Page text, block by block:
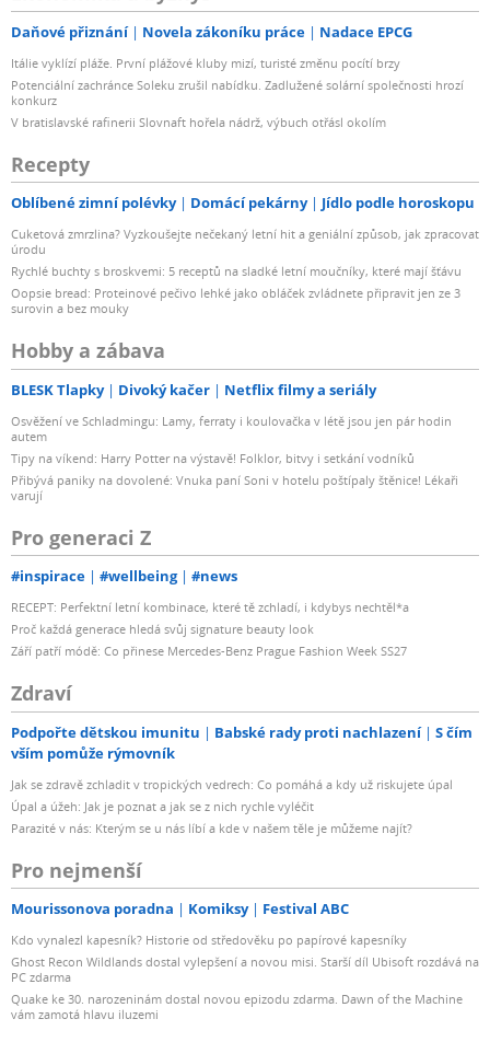
Daňové přiznání Novela zákoníku práce Nadace EPCG
Itálie vyklízí pláže. První plážové kluby mizí, turisté změnu pocítí brzy
Potenciální zachránce Soleku zrušil nabídku. Zadlužené solární společnosti hrozí
konkurz
V bratislavské rafinerii Slovnaft hořela nádrž, výbuch otřásl okolím
Recepty
Oblíbené zimní polévky Domácí pekárny Jídlo podle horoskopu
Cuketová zmrzlina? Vyzkoušejte nečekaný letní hit a geniální způsob, jak zpracovat
úrodu
Rychlé buchty s broskvemi: 5 receptů na sladké letní moučníky, které mají šťávu
Oopsie bread: Proteinové pečivo lehké jako obláček zvládnete připravit jen ze 3
surovin a bez mouky
Hobby a zábava
BLESK Tlapky Divoký kačer Netflix filmy a seriály
Osvěžení ve Schladmingu: Lamy, ferraty i koulovačka v létě jsou jen pár hodin
autem
Tipy na víkend: Harry Potter na výstavě! Folklor, bitvy i setkání vodníků
Přibývá paniky na dovolené: Vnuka paní Soni v hotelu poštípaly štěnice! Lékaři
varují
Pro generaci Z
#inspirace #wellbeing #news
RECEPT: Perfektní letní kombinace, které tě zchladí, i kdybys nechtěl*a
Proč každá generace hledá svůj signature beauty look
Září patří módě: Co přinese Mercedes-Benz Prague Fashion Week SS27
Zdraví
Podpořte dětskou imunitu Babské rady proti nachlazení
S čím
vším pomůže rýmovník
Jak se zdravě zchladit v tropických vedrech: Co pomáhá a kdy už riskujete úpal
Úpal a úžeh: Jak je poznat a jak se z nich rychle vyléčit
Parazité v nás: Kterým se u nás líbí a kde v našem těle je můžeme najít?
Pro nejmenší
Mourissonova poradna Komiksy Festival ABC
Kdo vynalezl kapesník? Historie od středověku po papírové kapesníky
Ghost Recon Wildlands dostal vylepšení a novou misi. Starší díl Ubisoft rozdává na
PC zdarma
Quake ke 30. narozeninám dostal novou epizodu zdarma. Dawn of the Machine
vám zamotá hlavu iluzemi